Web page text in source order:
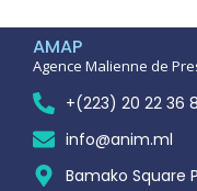
AMAP
Agence Malienne de
+(223) 20 22 36
info@anim.ml
Bamako Square